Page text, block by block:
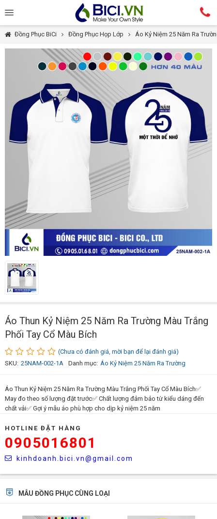
Đồng Phục BiCi Đồng Phục Họp Lớp Áo Kỷ Niệm 25 Năm Ra
Áo Thun Kỷ Niệm 25 Năm Ra Trường Màu Trắng
Phối Tay Cổ Màu Bích
(Chưa có đánh giá, mời bạn để lại đánh giá)
SKU: 25NAM-002-1A Danh mục: Áo Kỷ Niệm 25 Năm Ra Trường
Áo Thun Kỷ Niệm 25 Năm Ra Trường Màu Trắng Phối Tay Cổ Màu Bích✅
May đo theo số lượng đặt trước✅ Chất lượng đảm bảo từ kiểu dáng đến
chất vải✅ Gợi ý mẫu áo phù hợp cho dịp kỷ niệm 25 năm
HOTLINE ĐẶT HÀNG
0905016801
kinhdoanh.bici.vn@gmail.com
MẪU ĐỒNG PHỤC CÙNG LOẠI